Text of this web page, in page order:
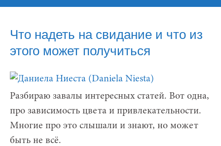
Что надеть на свидание и что из
этого может получиться
Разбираю завалы интересных статей. Вот одна,
про зависимость цвета и привлекательности.
Многие про это слышали и знают, но может
быть не всё.